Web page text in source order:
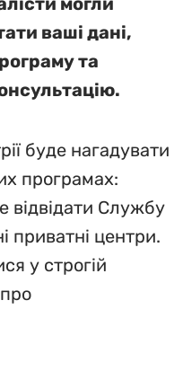
ваші дані,
та
буде нагадувати
програмах:
відвідати Службу
приватні центри.
у строгій